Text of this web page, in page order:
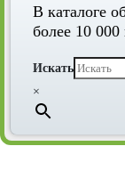
Оборудование для
Циклоны, циклоны-
Циклон ЦОЛ-4500
В каталоге
более 10
Искать
×